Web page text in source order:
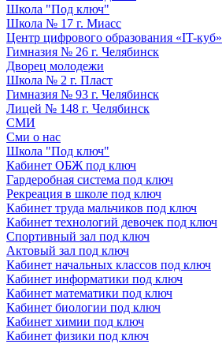
Школа "Под ключ"
Школа № 17 г. Миасс
Центр цифрового образования «IT-куб»
Гимназия № 26 г. Челябинск
Дворец молодежи
Школа № 2 г. Пласт
Гимназия № 93 г. Челябинск
Лицей № 148 г. Челябинск
СМИ
Сми о нас
Школа "Под ключ"
Кабинет ОБЖ под ключ
Гардеробная система под ключ
Рекреация в школе под ключ
Кабинет труда мальчиков под ключ
Кабинет технологий девочек под ключ
Спортивный зал под ключ
Актовый зал под ключ
Кабинет начальных классов под ключ
Кабинет информатики под ключ
Кабинет математики под ключ
Кабинет биологии под ключ
Кабинет химии под ключ
Кабинет физики под ключ